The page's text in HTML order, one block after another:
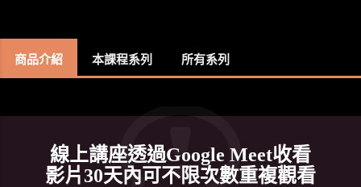
商品介紹 本課程系列 所有系列
線上講座透過Google Meet收看
影片30天內可不限次數重複觀看